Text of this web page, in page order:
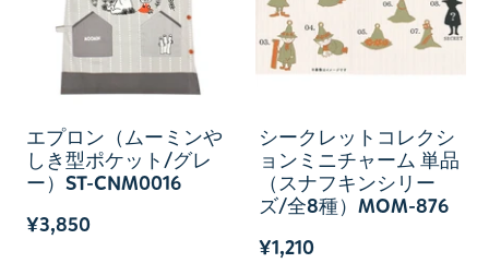
エプロン（ムーミンや
しき型ポケット/グレ
ー）ST-CNM0016
¥3,850
シークレットコレクシ
ョンミニチャーム 単品
（スナフキンシリー
ズ/全8種）MOM-876
¥1,210